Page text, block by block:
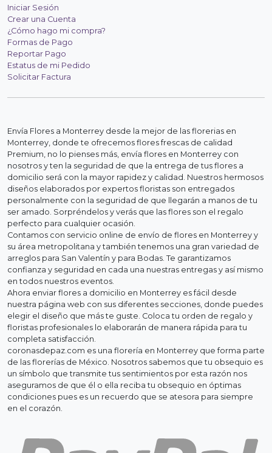
Iniciar Sesión
Crear una Cuenta
¿Cómo hago mi compra?
Formas de Pago
Reportar Pago
Estatus de mi Pedido
Solicitar Factura
Envía Flores a Monterrey desde la mejor de las florerias en
Monterrey, donde te ofrecemos flores frescas de calidad
Premium, no lo pienses más, envía flores en Monterrey con
nosotros y ten la seguridad de que la entrega de tus flores a
domicilio será con la mayor rapidez y calidad. Nuestros hermosos
diseños elaborados por expertos floristas son entregados
personalmente con la seguridad de que llegarán a manos de tu
ser amado. Sorpréndelos y verás que las flores son el regalo
perfecto para cualquier ocasión.
Contamos con servicio online de envío de flores en Monterrey y
su área metropolitana y también tenemos una gran variedad de
arreglos para San Valentín y para Bodas. Te garantizamos
confianza y seguridad en cada una nuestras entregas y así mismo
en todos nuestros eventos.
Ahora enviar flores a domicilio en Monterrey es fácil desde
nuestra página web con sus diferentes secciones, donde puedes
elegir el diseño que más te guste. Coloca tu orden de regalo y
floristas profesionales lo elaborarán de manera rápida para tu
completa satisfacción.
coronasdepaz.com es una florería en Monterrey que forma parte
de las florerías de México. Nosotros sabemos que tu obsequio es
un símbolo que transmite tus sentimientos por esta razón nos
aseguramos de que él o ella reciba tu obsequio en óptimas
condiciones pues es un recuerdo que se atesora para siempre
en el corazón.